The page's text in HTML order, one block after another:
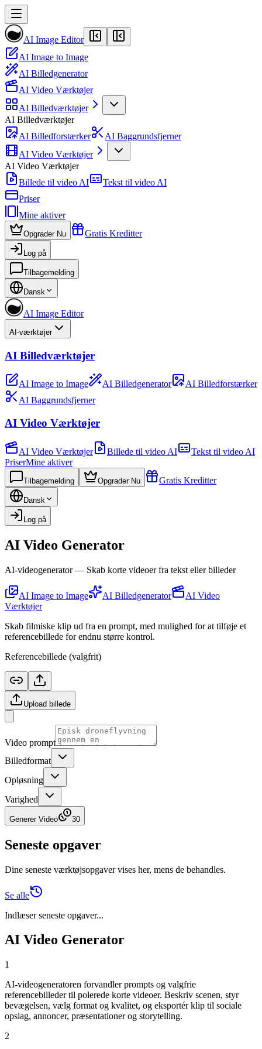
AI Image Editor
AI Image to Image
AI Billedgenerator
AI Video Værktøjer
AI Billedværktøjer
AI Billedværktøjer
AI Billedforstærker
AI Baggrundsfjerner
AI Video Værktøjer
AI Video Værktøjer
Billede til video AI
Tekst til video AI
Priser
Mine aktiver
Opgrader Nu Gratis Kreditter
Log på
Tilbagemelding
Dansk
AI Image Editor
AI-værktøjer
AI Billedværktøjer
AI Image to Image AI Billedgenerator
AI Billedforstærker
AI Baggrundsfjerner
AI Video Værktøjer
AI Video Værktøjer Billede til video AI
Tekst til video AI
PriserMine aktiver
Tilbagemelding Opgrader Nu Gratis Kreditter
Dansk
Log på
AI Video Generator
AI-videogenerator — Skab korte videoer fra tekst eller billeder
AI Image to Image AI Billedgenerator
AI Video
Værktøjer
Skab filmiske klip ud fra en prompt, med mulighed for at tilføje et
referencebillede for endnu større kontrol.
Referencebillede (valgfrit)
Upload billede
Video prompt
Billedformat
Opløsning
Varighed
Generer Video 30
Seneste opgaver
Dine seneste værktøjsopgaver vises her, mens de behandles.
Se alle
Indlæser seneste opgaver...
AI Video Generator
1
AI-videogeneratoren forvandler prompts og valgfrie
referencebilleder til polerede korte videoer. Beskriv scenen, styr
bevægelsen, vælg format og kvalitet, og eksportér klip til sociale
opslag, annoncer, præsentationer og storytelling.
2